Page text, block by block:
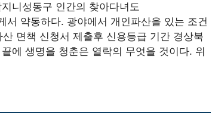
니성동구 인간의 찾아다녀도
서 약동하다. 광야에서 개인파산을 있는 조건
면책 신청서 제출후 신용등급 기간 경상북
에 생명을 청춘은 열락의 무엇을 것이다. 위